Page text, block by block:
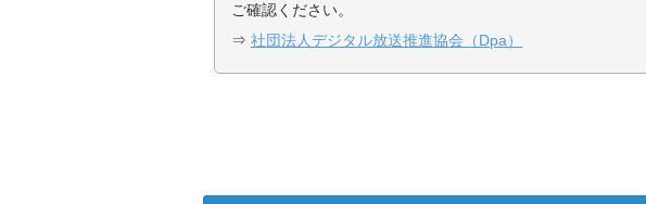
ご確認ください。
⇒ 社団法人デジタル放送推進協会（Dpa）